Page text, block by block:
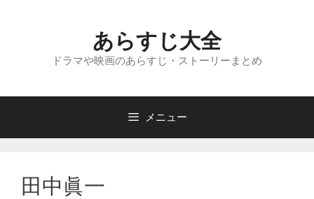
へ
あらすじ大全
ドラマや映画のあらすじ・ストーリーまとめ
メニュー
田中眞一